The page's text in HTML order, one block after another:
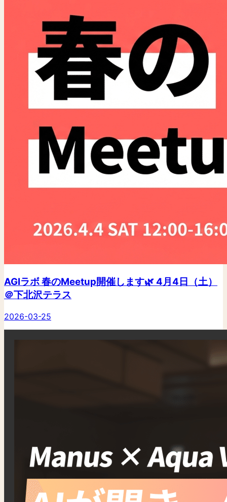
AGIラボ 春のMeetup開催します🌿 4月4日（土）
＠下北沢テラス
2026-03-25